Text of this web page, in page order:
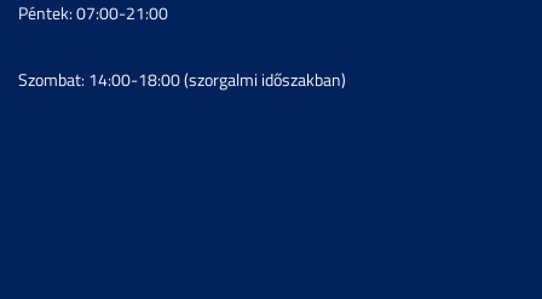
Péntek: 07:00-21:00
Szombat: 14:00-18:00 (szorgalmi időszakban)